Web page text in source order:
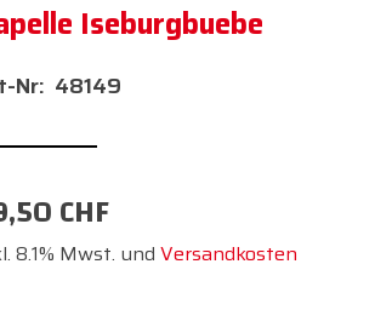
Iseburgbuebe
48149
CHF
8.1% Mwst. und Versandkosten